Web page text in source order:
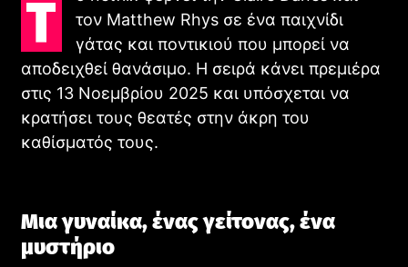
Resident Evil: Το Πρώτο Teaser Trailer της Νέας
Ταινίας του Zach Cregger
CINEMA
Το netflix φέρνει την Claire Danes και
τον Matthew Rhys σε ένα παιχνίδι
γάτας και ποντικιού που μπορεί να
αποδειχθεί θανάσιμο. Η σειρά κάνει πρεμιέρα
στις 13 Νοεμβρίου 2025 και υπόσχεται να
κρατήσει τους θεατές στην άκρη του
καθίσματός τους.
Μια γυναίκα, ένας γείτονας, ένα
μυστήριο